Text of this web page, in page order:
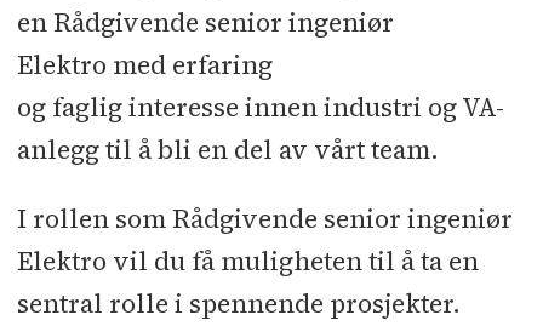
en Rådgivende senior ingeniør
Elektro med erfaring
og faglig interesse innen industri og VA-
anlegg til å bli en del av vårt team.
I rollen som Rådgivende senior ingeniør
Elektro vil du få muligheten til å ta en
sentral rolle i spennende prosjekter.